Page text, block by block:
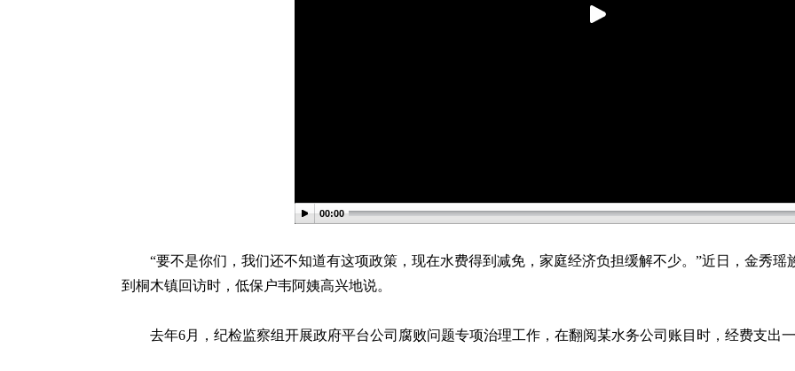
00:00
“要不是你们，我们还不知道有这项政策，现在水费得到减免，家庭经济负担缓解不少。”近日，金秀瑶
到桐木镇回访时，低保户韦阿姨高兴地说。
去年6月，纪检监察组开展政府平台公司腐败问题专项治理工作，在翻阅某水务公司账目时，经费支出